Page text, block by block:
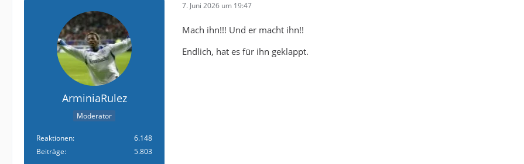
ArminiaRulez
Moderator
Reaktionen
6.148
Beiträge
5.803
7. Juni 2026 um 19:47
Mach ihn!!! Und er macht ihn!!
Endlich, hat es für ihn geklappt.